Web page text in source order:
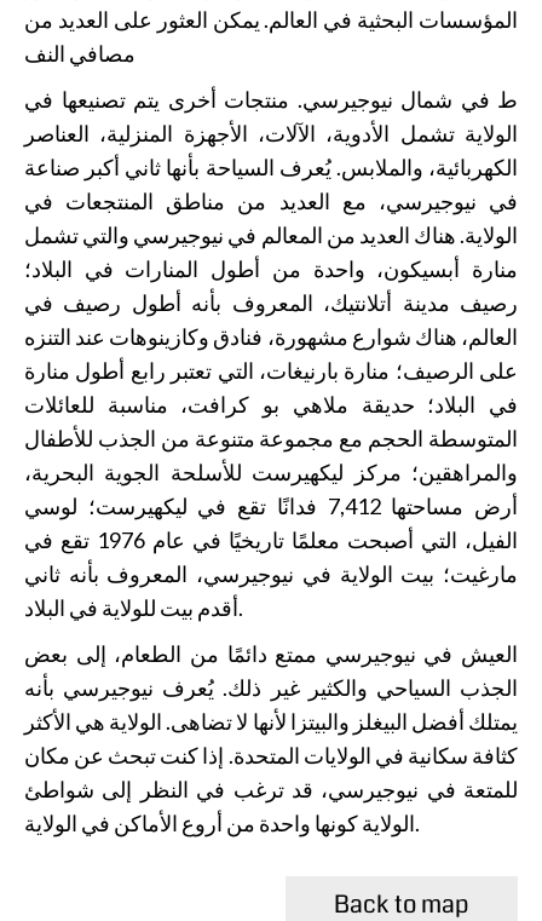
المؤسسات البحثية في العالم. يمكن العثور على العديد من
مصافي النف
ط في شمال نيوجيرسي. منتجات أخرى يتم تصنيعها في
الولاية تشمل الأدوية، الآلات، الأجهزة المنزلية، العناصر
الكهربائية، والملابس. يُعرف السياحة بأنها ثاني أكبر صناعة
في نيوجيرسي، مع العديد من مناطق المنتجعات في
الولاية. هناك العديد من المعالم في نيوجيرسي والتي تشمل
منارة أبسيكون، واحدة من أطول المنارات في البلاد؛
رصيف مدينة أتلانتيك، المعروف بأنه أطول رصيف في
العالم، هناك شوارع مشهورة، فنادق وكازينوهات عند التنزه
على الرصيف؛ منارة بارنيغات، التي تعتبر رابع أطول منارة
في البلاد؛ حديقة ملاهي بو كرافت، مناسبة للعائلات
المتوسطة الحجم مع مجموعة متنوعة من الجذب للأطفال
والمراهقين؛ مركز ليكهيرست للأسلحة الجوية البحرية،
أرض مساحتها 7,412 فدانًا تقع في ليكهيرست؛ لوسي
الفيل، التي أصبحت معلمًا تاريخيًا في عام 1976 تقع في
مارغيت؛ بيت الولاية في نيوجيرسي، المعروف بأنه ثاني
أقدم بيت للولاية في البلاد.
العيش في نيوجيرسي ممتع دائمًا من الطعام، إلى بعض
الجذب السياحي والكثير غير ذلك. يُعرف نيوجيرسي بأنه
يمتلك أفضل البيغلز والبيتزا لأنها لا تضاهى. الولاية هي الأكثر
كثافة سكانية في الولايات المتحدة. إذا كنت تبحث عن مكان
للمتعة في نيوجيرسي، قد ترغب في النظر إلى شواطئ
الولاية كونها واحدة من أروع الأماكن في الولاية.
Back to map